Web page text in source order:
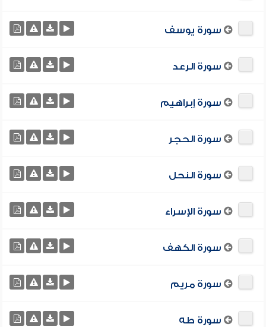
سورة يوسف
سورة الرعد
سورة إبراهيم
سورة الحجر
سورة النحل
سورة الإسراء
سورة الكهف
سورة مريم
سورة طه